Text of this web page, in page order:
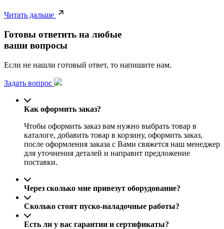
Читать дальше
Готовы ответить на любые
ваши вопросы
Если не нашли готовый ответ, то напишите нам.
Задать вопрос
Как оформить заказ?
Чтобы оформить заказ вам нужно выбрать товар в
каталоге, добавить товар в корзину, оформить заказ,
после оформления заказа с Вами свяжется наш менеджер
для уточнения деталей и направит предложение
поставки.
Через сколько мне привезут оборудование?
Сколько стоят пуско-наладочные работы?
Есть ли у вас гарантии и сертификаты?